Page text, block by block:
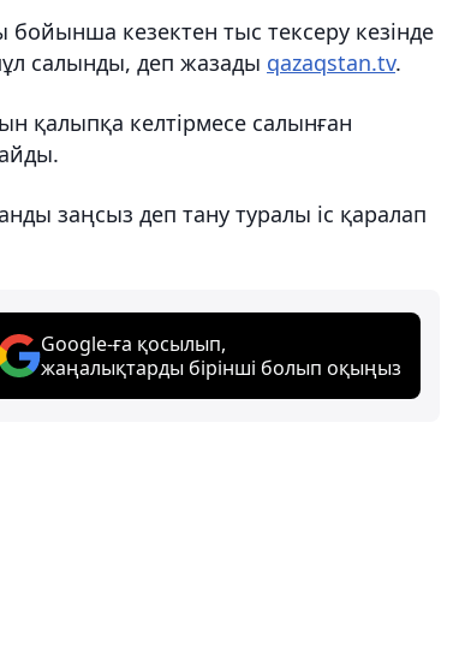
кезектен тыс тексеру кезінде
салынды, деп жазады qazaqstan.tv.
қалыпқа келтірмесе салынған
заңсыз деп тану туралы іс қаралап
Google-ға қосылып,
жаңалықтарды бірінші болып оқыңыз